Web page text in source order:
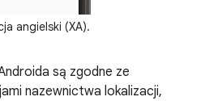
angielski (XA).
są zgodne ze
nazewnictwa lokalizacji,